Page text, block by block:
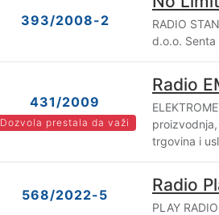
393/2008-2
RADIO
d.o.o. Senta
431/2009
Dozvola prestala da važi
Radio
trgovina i
568/2022-5 Radio
PLAY